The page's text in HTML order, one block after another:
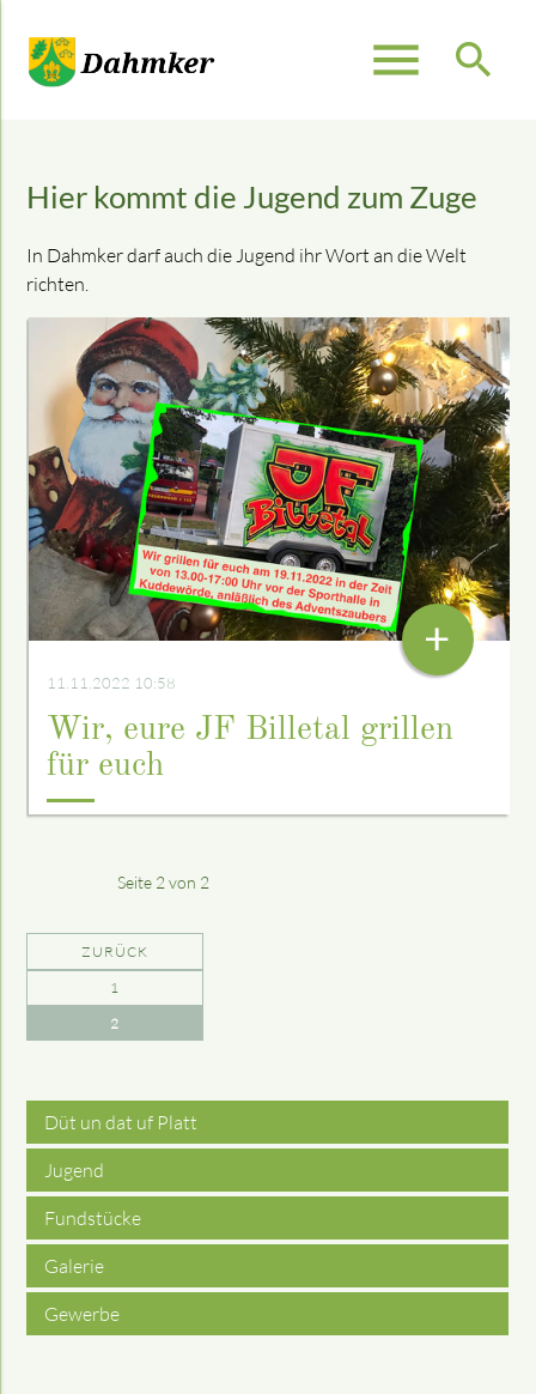
menu search
Suchbegriffe
Hier kommt die Jugend zum Zuge
In Dahmker darf auch die Jugend ihr Wort an die Welt
richten.
11.11.2022 10:58
Wir, eure JF Billetal grillen
für euch
+
Seite 2 von 2
ZURÜCK
1
2
Düt un dat uf Platt
Jugend
Fundstücke
Galerie
Gewerbe